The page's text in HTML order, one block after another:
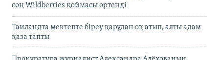
соң Wildberries қоймасы өртенді
Таиландта мектепте біреу қарудан оқ атып, алты адам
қаза тапты